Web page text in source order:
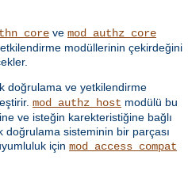
ve mod_authz_core
modüllerinin çekirdeğini
doğrulama ve yetkilendirme
mod_authz_host modülü bu
ve isteğin karekteristiğine bağlı
sisteminin bir parçası
için mod_access_compat